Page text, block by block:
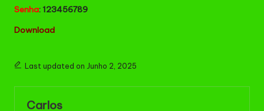
Senha: 123456789
Download
Last updated on Junho 2, 2025
Carlos